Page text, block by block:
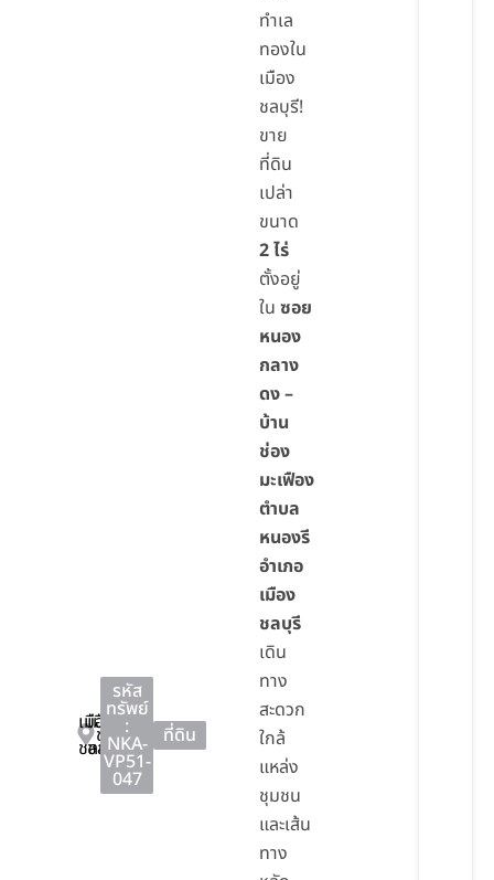
เมือง
ชลบุรี
เมือง
ชลบุรี
ชลบุรี
รหัส
ทรัพย์
:
NKA-
VP51-
047
ที่ดิน
ทำเล
ทองใน
เมือง
ชลบุรี!
ขาย
ที่ดิน
เปล่า
ขนาด
2 ไร่
ตั้งอยู่
ในซอย
หนอง
กลาง
ดง –
บ้าน
ช่อง
มะเฟือง
ตำบล
หนองรี
อำเภอ
เมือง
ชลบุรี
เดิน
ทาง
สะดวก
ใกล้
แหล่ง
ชุมชน
และเส้น
ทาง